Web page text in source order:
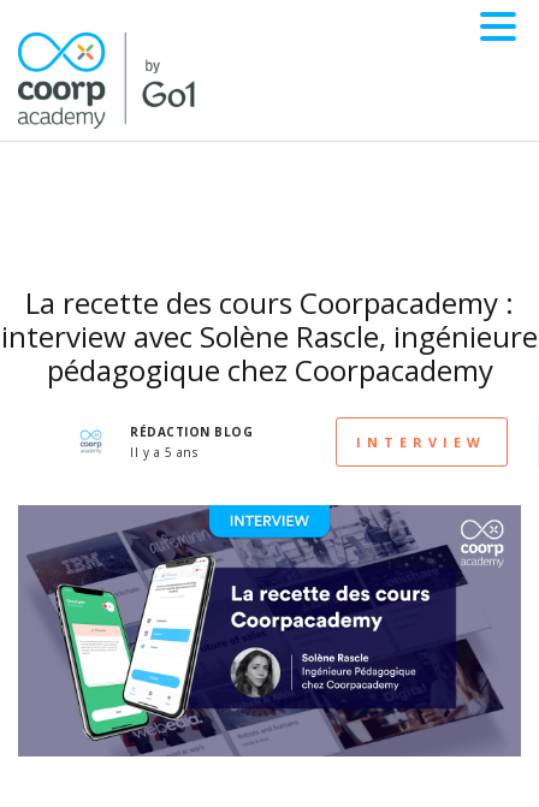
La recette des cours Coorpacademy :
interview avec Solène Rascle, ingénieure
pédagogique chez Coorpacademy
RÉDACTION BLOG
Il y a 5 ans
INTERVIEW